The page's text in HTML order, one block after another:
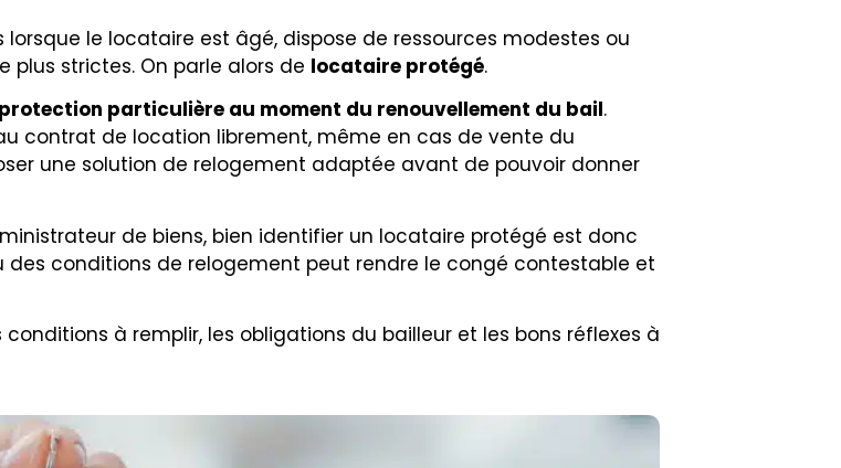
lorsque le locataire est âgé, dispose de ressources modestes ou
plus strictes. On parle alors de locataire protégé.
particulière au moment du renouvellement du bail.
contrat de location librement, même en cas de vente du
une solution de relogement adaptée avant de pouvoir donner
de biens, bien identifier un locataire protégé est donc
des conditions de relogement peut rendre le congé contestable et
à remplir, les obligations du bailleur et les bons réflexes à